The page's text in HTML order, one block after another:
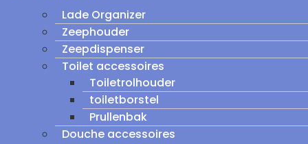
Lade Organizer
Zeephouder
Zeepdispenser
Toilet accessoires
Toiletrolhouder
toiletborstel
Prullenbak
Douche accessoires